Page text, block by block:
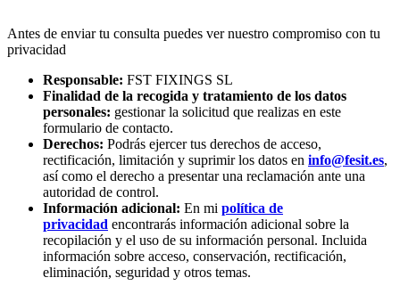
Antes de enviar tu consulta puedes ver nuestro compromiso con tu
privacidad
Responsable: FST FIXINGS SL
Finalidad de la recogida y tratamiento de los datos
personales: gestionar la solicitud que realizas en este
formulario de contacto.
Derechos: Podrás ejercer tus derechos de acceso,
rectificación, limitación y suprimir los datos en info@fesit.es,
así como el derecho a presentar una reclamación ante una
autoridad de control.
Información adicional: En mi política de
privacidad encontrarás información adicional sobre la
recopilación y el uso de su información personal. Incluida
información sobre acceso, conservación, rectificación,
eliminación, seguridad y otros temas.